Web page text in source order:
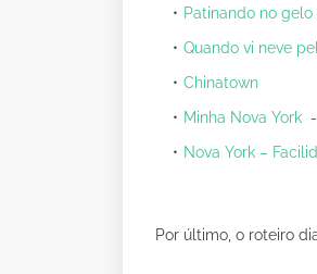
Patinando no
Quando vi neve
Chinatown
Minha Nova York
Nova York –
Por último, o roteiro